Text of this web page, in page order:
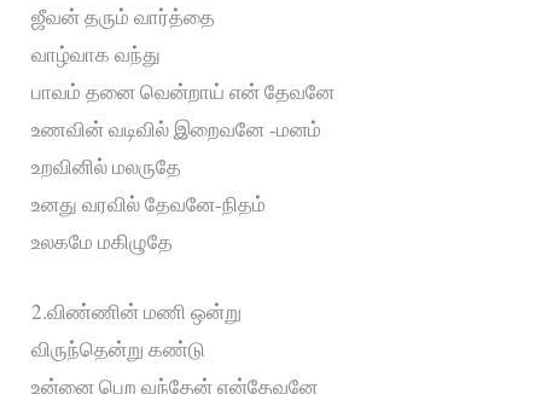
ஜீவன் தரும் வார்த்தை
வாழ்வாக வந்து
பாவம் தனை வென்றாய் என் தேவனே
உணவின் வடிவில் இறைவனே -மனம்
உறவினில் மலருதே
உனது வரவில் தேவனே-நிதம்
உலகமே மகிழுதே
2.விண்ணின் மணி ஒன்று
விருந்தென்று கண்டு
உன்னை பெற வந்தேன் என்தேவனே